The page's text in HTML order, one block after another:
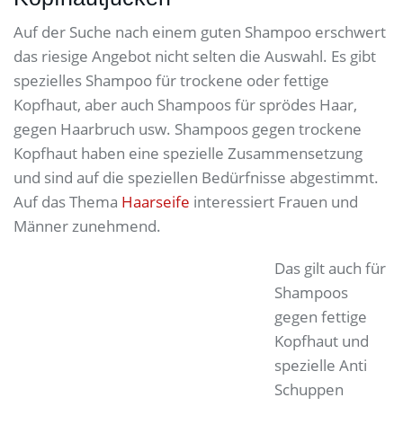
Auf der Suche nach einem guten Shampoo erschwert
das riesige Angebot nicht selten die Auswahl. Es gibt
spezielles Shampoo für trockene oder fettige
Kopfhaut, aber auch Shampoos für sprödes Haar,
gegen Haarbruch usw. Shampoos gegen trockene
Kopfhaut haben eine spezielle Zusammensetzung
und sind auf die speziellen Bedürfnisse abgestimmt.
Auf das Thema Haarseife interessiert Frauen und
Männer zunehmend.
Das gilt auch für
Shampoos
gegen fettige
Kopfhaut und
spezielle Anti
Schuppen